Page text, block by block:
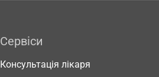
Сервіси
Консультація лікаря